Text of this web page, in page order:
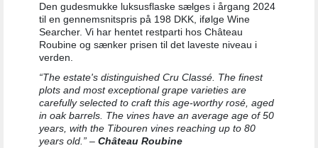
Den gudesmukke luksusflaske sælges i årgang 2024
til en gennemsnitspris på 198 DKK, ifølge Wine
Searcher. Vi har hentet restparti hos Château
Roubine og sænker prisen til det laveste niveau i
verden.
“The estate's distinguished Cru Classé. The finest
plots and most exceptional grape varieties are
carefully selected to craft this age-worthy rosé, aged
in oak barrels. The vines have an average age of 50
years, with the Tibouren vines reaching up to 80
years old.” – Château Roubine